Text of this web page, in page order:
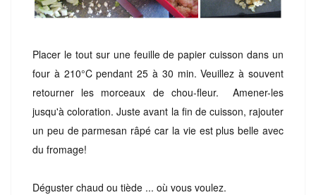
Placer le tout sur une feuille de papier cuisson dans un
four à 210°C pendant 25 à 30 min. Veuillez à souvent
retourner les morceaux de chou-fleur. Amener-les
jusqu'à coloration. Juste avant la fin de cuisson, rajouter
un peu de parmesan râpé car la vie est plus belle avec
du fromage!
Déguster chaud ou tiède ... où vous voulez.